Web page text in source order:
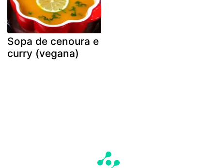
Sopa de cenoura e
curry (vegana)